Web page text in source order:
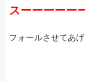
スーーーーー
フォールさせてあ